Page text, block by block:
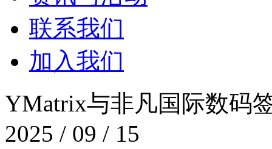
联系我们
加入我们
YMatrix与非凡国际数码
2025 / 09 / 15